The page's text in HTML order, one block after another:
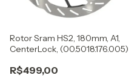
Rotor Sram HS2, 180mm, A1,
CenterLock, (00.5018.176.005)
R$499,00